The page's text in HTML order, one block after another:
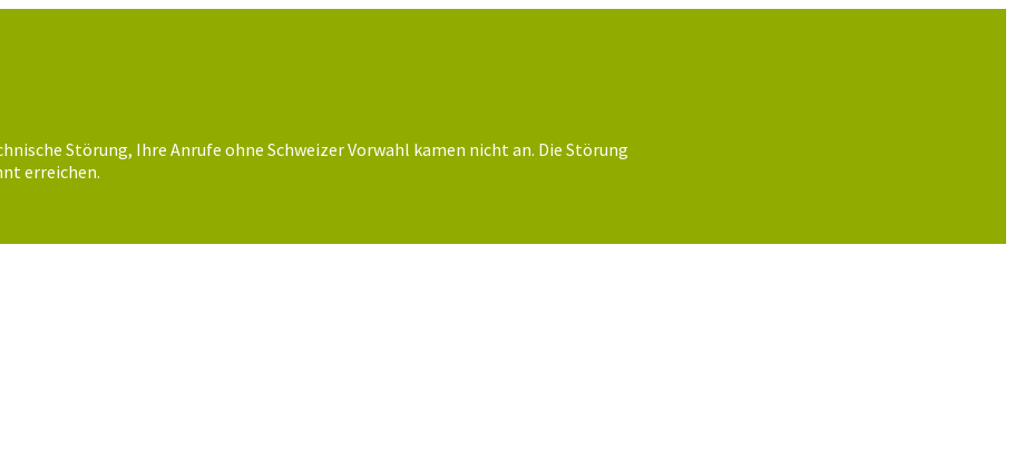
Störung, Ihre Anrufe ohne Schweizer Vorwahl kamen nicht an. Die Störung
erreichen.